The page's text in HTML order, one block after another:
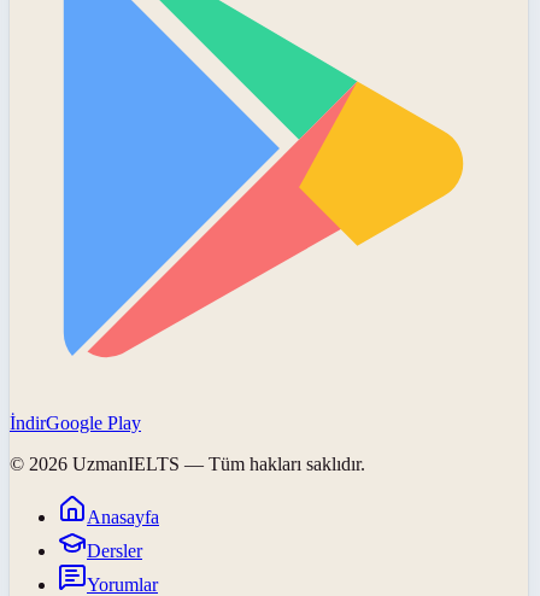
İndirGoogle Play
© 2026 UzmanIELTS — Tüm hakları saklıdır.
Anasayfa
Dersler
Yorumlar